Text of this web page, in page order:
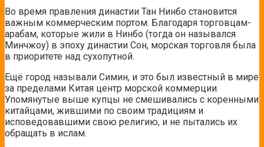
Во время правления династии Тан Нинбо становится
важным коммерческим портом. Благодаря торговцам-
арабам, которые жили в Нинбо (тогда он назывался
Минчжоу) в эпоху династии Сон, морская торговля была
в приоритете над сухопутной.
Ещё город называли Симин, и это был известный в мире
за пределами Китая центр морской коммерции.
Упомянутые выше купцы не смешивались с коренными
китайцами, жившими по своим традициям и
исповедовавшими свою религию, и не пытались их
обращать в ислам.